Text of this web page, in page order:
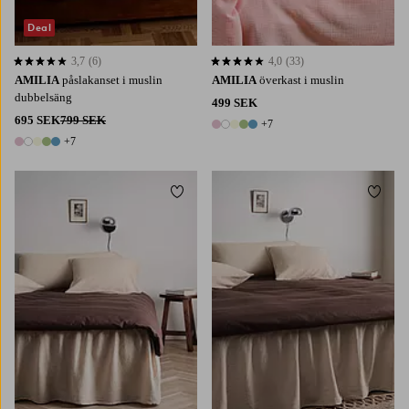
AMILIA påslakanset i muslin
dubbelsäng
695 SEK799 SEK
12 färger
+7
3,7 baserat på 6 st betyg
3,7 (6)
Deal
AMILIA överkast i muslin
499 SEK
12 färger
+7
4,0 baserat på 33 st betyg
4,0 (33)
Lägg till i favoriter
140X200
Lägg
120X200140X200
180X200